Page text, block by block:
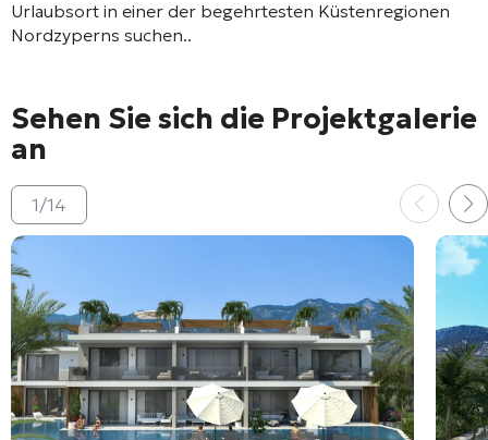
Urlaubsort in einer der begehrtesten Küstenregionen
Nordzyperns suchen..
Sehen Sie sich die Projektgalerie
an
1/14